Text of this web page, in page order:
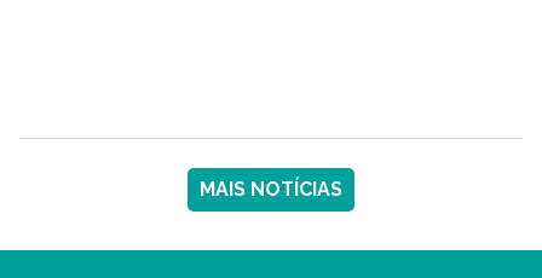
MAIS NOTÍCIAS